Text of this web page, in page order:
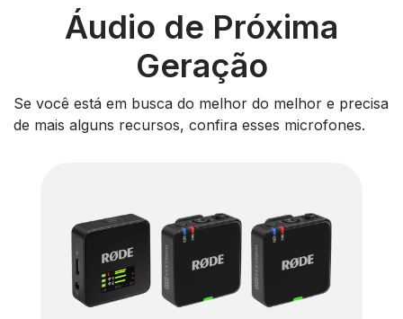
Áudio de Próxima
Geração
Se você está em busca do melhor do melhor e precisa
de mais alguns recursos, confira esses microfones.